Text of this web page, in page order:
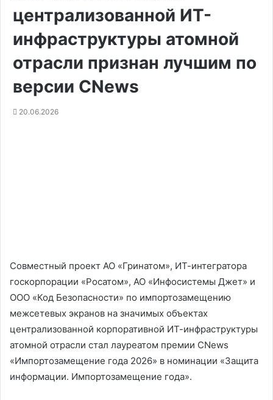
централизованной ИТ-
инфраструктуры атомной
отрасли признан лучшим по
версии CNews
20.06.2026
Совместный проект АО «Гринатом», ИТ-интегратора
госкорпорации «Росатом», АО «Инфосистемы Джет» и
ООО «Код Безопасности» по импортозамещению
межсетевых экранов на значимых объектах
централизованной корпоративной ИТ-инфраструктуры
атомной отрасли стал лауреатом премии CNews
«Импортозамещение года 2026» в номинации «Защита
информации. Импортозамещение года».